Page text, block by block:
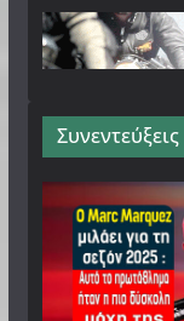
Συνεντεύξεις